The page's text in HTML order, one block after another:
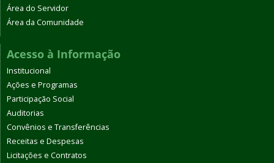
Área do Servidor
Área da Comunidade
Acesso à Informação
Institucional
Ações e Programas
Participação Social
Auditorias
Convênios e Transferências
Receitas e Despesas
Licitações e Contratos